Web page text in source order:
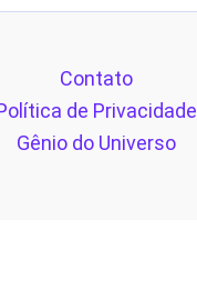
Contato
de Privacidade
Gênio do Universo